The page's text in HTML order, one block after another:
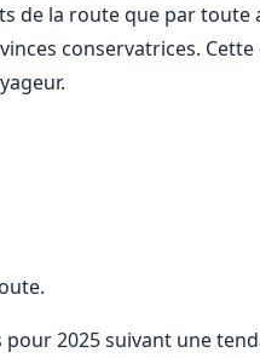
de la route que par toute
conservatrices.
2025 suivant une